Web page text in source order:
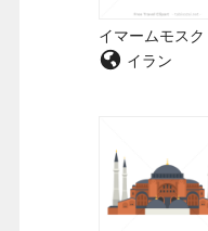
イマームモスク
イラン